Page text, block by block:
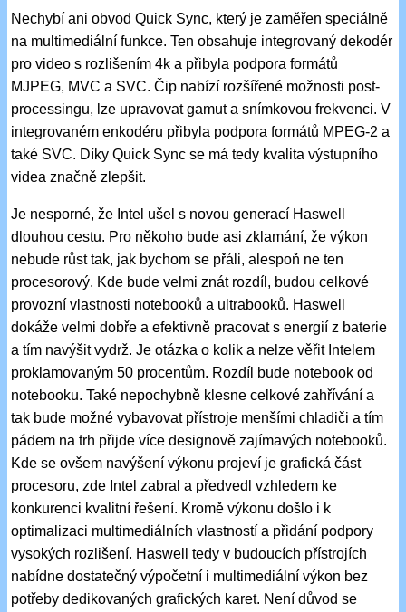
Nechybí ani obvod Quick Sync, který je zaměřen speciálně
na multimediální funkce. Ten obsahuje integrovaný dekodér
pro video s rozlišením 4k a přibyla podpora formátů
MJPEG, MVC a SVC. Čip nabízí rozšířené možnosti post-
processingu, lze upravovat gamut a snímkovou frekvenci. V
integrovaném enkodéru přibyla podpora formátů MPEG-2 a
také SVC. Díky Quick Sync se má tedy kvalita výstupního
videa značně zlepšit.
Je nesporné, že Intel ušel s novou generací Haswell
dlouhou cestu. Pro někoho bude asi zklamání, že výkon
nebude růst tak, jak bychom se přáli, alespoň ne ten
procesorový. Kde bude velmi znát rozdíl, budou celkové
provozní vlastnosti notebooků a ultrabooků. Haswell
dokáže velmi dobře a efektivně pracovat s energií z baterie
a tím navýšit vydrž. Je otázka o kolik a nelze věřit Intelem
proklamovaným 50 procentům. Rozdíl bude notebook od
notebooku. Také nepochybně klesne celkové zahřívání a
tak bude možné vybavovat přístroje menšími chladiči a tím
pádem na trh přijde více designově zajímavých notebooků.
Kde se ovšem navýšení výkonu projeví je grafická část
procesoru, zde Intel zabral a předvedl vzhledem ke
konkurenci kvalitní řešení. Kromě výkonu došlo i k
optimalizaci multimediálních vlastností a přidání podpory
vysokých rozlišení. Haswell tedy v budoucích přístrojích
nabídne dostatečný výpočetní i multimediální výkon bez
potřeby dedikovaných grafických karet. Není důvod se